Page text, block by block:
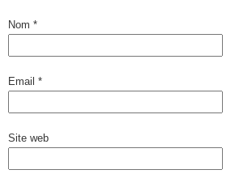
Nom *
Email *
Site web